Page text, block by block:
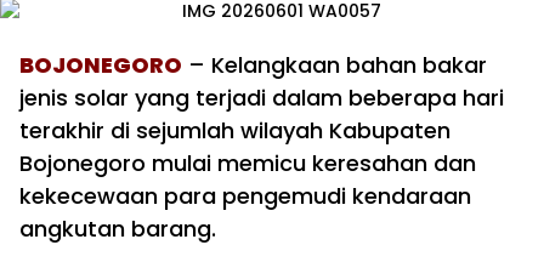
BOJONEGORO – Kelangkaan bahan bakar
jenis solar yang terjadi dalam beberapa hari
terakhir di sejumlah wilayah Kabupaten
Bojonegoro mulai memicu keresahan dan
kekecewaan para pengemudi kendaraan
angkutan barang.